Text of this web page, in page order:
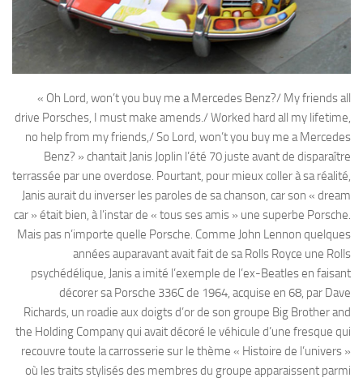
« Oh Lord, won’t you buy me a Mercedes Benz?/ My friends all
drive Porsches, I must make amends./ Worked hard all my lifetime,
no help from my friends,/ So Lord, won’t you buy me a Mercedes
Benz? » chantait Janis Joplin l’été 70 juste avant de disparaître
terrassée par une overdose. Pourtant, pour mieux coller à sa réalité,
Janis aurait du inverser les paroles de sa chanson, car son « dream
car » était bien, à l’instar de « tous ses amis » une superbe Porsche.
Mais pas n’importe quelle Porsche. Comme John Lennon quelques
années auparavant avait fait de sa Rolls Royce une Rolls
psychédélique, Janis a imité l’exemple de l’ex-Beatles en faisant
décorer sa Porsche 336C de 1964, acquise en 68, par Dave
Richards, un roadie aux doigts d’or de son groupe Big Brother and
the Holding Company qui avait décoré le véhicule d’une fresque qui
recouvre toute la carrosserie sur le thème « Histoire de l’univers »
où les traits stylisés des membres du groupe apparaissent parmi